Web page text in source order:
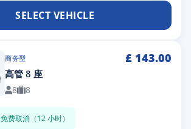
SELECT VEHICLE
商务型 £ 143.00
高管 8 座
8 8
免费取消（12 小时）